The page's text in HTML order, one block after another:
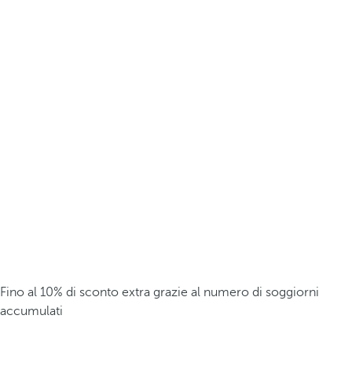
Fino al 10% di sconto extra grazie al numero di soggiorni
accumulati